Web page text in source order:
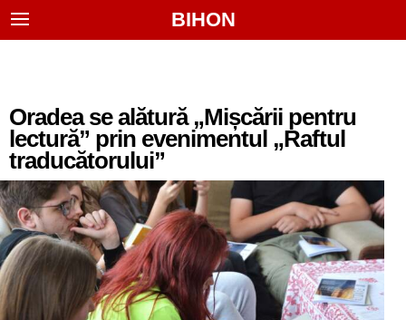
BIHON
Oradea se alătură „Mișcării pentru
lectură” prin evenimentul „Raftul
traducătorului”